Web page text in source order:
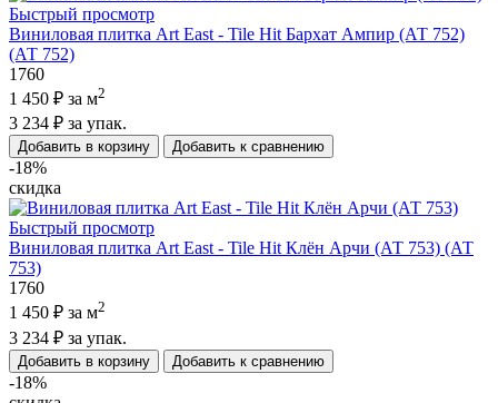
Быстрый просмотр
Виниловая плитка Art East - Tile Hit Бархат Ампир (АТ 752)
(АТ 752)
1760
1 450 ₽ за м2
3 234 ₽ за упак.
Добавить в корзину Добавить к сравнению
-18%
скидка
Быстрый просмотр
Виниловая плитка Art East - Tile Hit Клён Арчи (АТ 753) (АТ
753)
1760
1 450 ₽ за м2
3 234 ₽ за упак.
Добавить в корзину Добавить к сравнению
-18%